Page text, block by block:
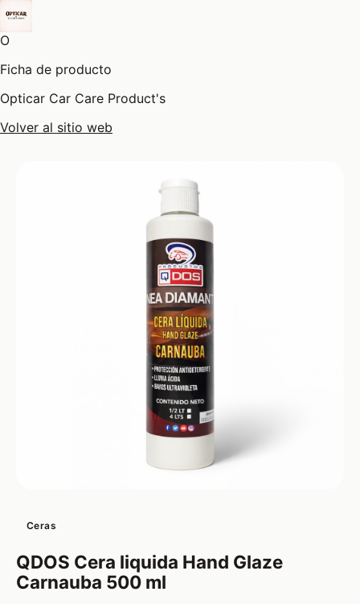
O
Ficha de producto
Opticar Car Care Product's
Volver al sitio web
Ceras
QDOS Cera liquida Hand Glaze
Carnauba 500 ml